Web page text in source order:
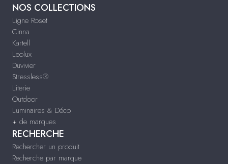
NOS COLLECTIONS
Ligne Roset
Cinna
Kartell
Leolux
Duvivier
Stressless®
Literie
Outdoor
Luminaires & Déco
+ de marques
RECHERCHE
Rechercher un produit
Recherche par marque